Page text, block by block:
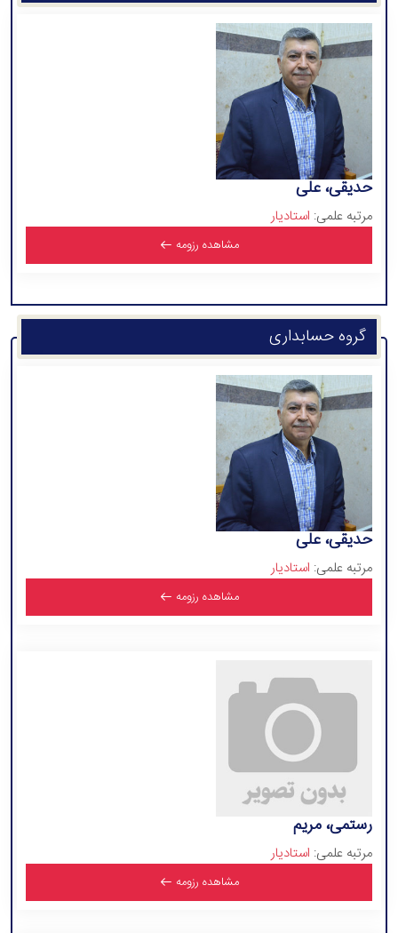
حدیقی، علی
مرتبه علمی: استادیار
مشاهده رزومه
گروه حسابداری
حدیقی، علی
مرتبه علمی: استادیار
مشاهده رزومه
رستمی، مریم
مرتبه علمی: استادیار
مشاهده رزومه